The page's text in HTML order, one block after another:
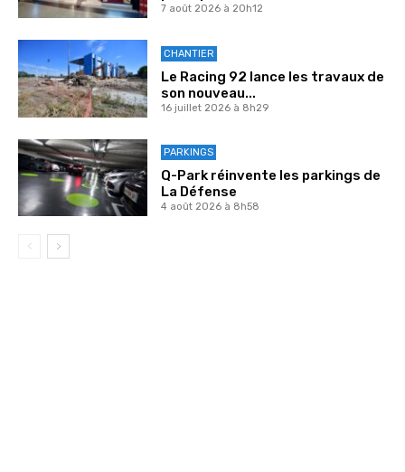
7 août 2026 à 20h12
CHANTIER
Le Racing 92 lance les travaux de
son nouveau...
16 juillet 2026 à 8h29
PARKINGS
Q-Park réinvente les parkings de
La Défense
4 août 2026 à 8h58